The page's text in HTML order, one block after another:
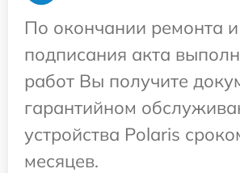
По окончании ремонта и
подписания акта
работ Вы получите
гарантийном
устройства Polaris
месяцев.